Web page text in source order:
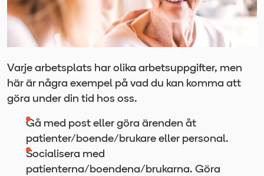
Varje arbetsplats har olika arbetsuppgifter, men
här är några exempel på vad du kan komma att
göra under din tid hos oss.
Gå med post eller göra ärenden åt
patienter/boende/brukare eller personal.
Socialisera med
patienterna/boendena/brukarna. Göra